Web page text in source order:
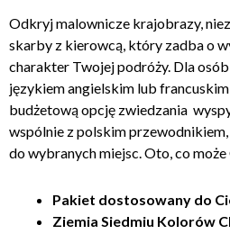
Odkryj malownicze krajobrazy,
skarby z kierowcą, który zadba o
charakter Twojej podróży. Dla osób
językiem angielskim lub
budżetową opcję zwiedzania
wspólnie z polskim
do wybranych miejsc. Oto, co może
Pakiet dostosowany do
Ziemia Siedmiu Kolorów